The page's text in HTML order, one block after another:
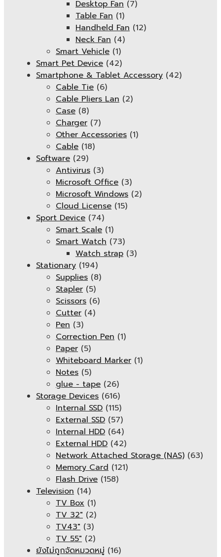
Desktop Fan (7)
Table Fan (1)
Handheld Fan (12)
Neck Fan (4)
Smart Vehicle (1)
Smart Pet Device (42)
Smartphone & Tablet Accessory (42)
Cable Tie (6)
Cable Pliers Lan (2)
Case (8)
Charger (7)
Other Accessories (1)
Cable (18)
Software (29)
Antivirus (3)
Microsoft Office (3)
Microsoft Windows (2)
Cloud License (15)
Sport Device (74)
Smart Scale (1)
Smart Watch (73)
Watch strap (3)
Stationary (194)
Supplies (8)
Stapler (5)
Scissors (6)
Cutter (4)
Pen (3)
Correction Pen (1)
Paper (5)
Whiteboard Marker (1)
Notes (5)
glue - tape (26)
Storage Devices (616)
Internal SSD (115)
External SSD (57)
Internal HDD (64)
External HDD (42)
Network Attached Storage (NAS) (63)
Memory Card (121)
Flash Drive (158)
Television (14)
TV Box (1)
TV 32" (2)
TV43" (3)
TV 55" (2)
ยังไม่ถูกจัดหมวดหมู่ (16)